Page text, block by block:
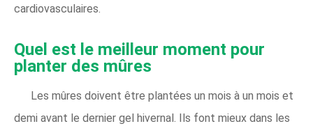
cardiovasculaires.
Quel est le meilleur moment pour
planter des mûres
Les mûres doivent être plantées un mois à un mois et
demi avant le dernier gel hivernal. Ils font mieux dans les